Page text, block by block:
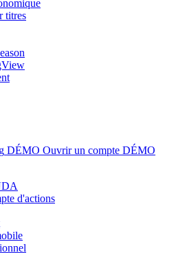
titres
DÉMO Ouvrir un compte DÉMO
d'actions